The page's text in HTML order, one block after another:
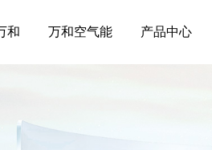
和 万和空气能 产品中心